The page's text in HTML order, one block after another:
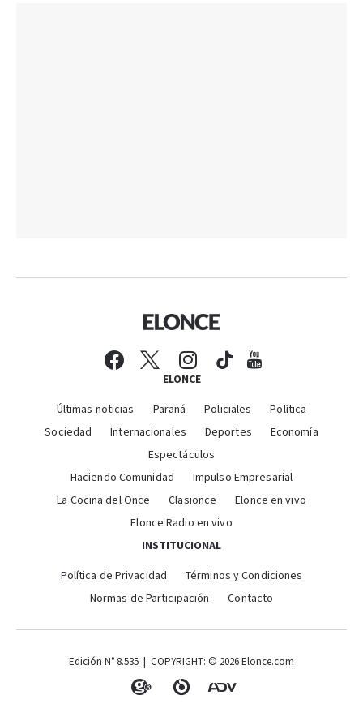
ELONCE
Últimas noticias Paraná Policiales
Política
Sociedad
Internacionales Deportes
Economía
Espectáculos
Haciendo Comunidad
Impulso Empresarial
La Cocina del Once
Clasionce
Elonce en vivo
Elonce Radio en vivo
INSTITUCIONAL
Política de Privacidad
Términos y Condiciones
Normas de Participación
Contacto
Edición N° 8.535 | COPYRIGHT: © 2026 Elonce.com